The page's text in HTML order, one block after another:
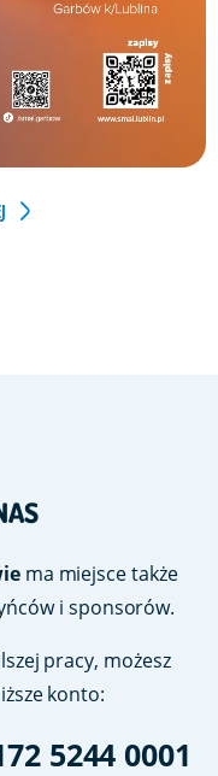
ma miejsce także
i sponsorów.
pracy, możesz
konto:
5244 0001